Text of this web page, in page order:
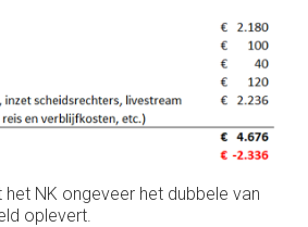
NK ongeveer het dubbele van
oplevert.